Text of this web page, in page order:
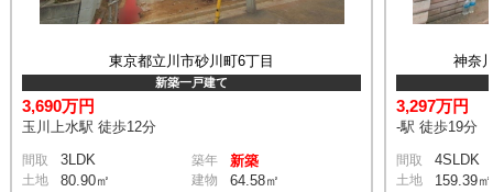
東京都立川市砂川町6丁目
新築一戸建て
3,690万円
玉川上水駅 徒歩12分
間取 3LDK 築年 新築
土地 80.90㎡ 建物 64.58㎡
神奈
3,297万円
-駅 徒歩19分
間取 4SLDK
土地 159.39㎡